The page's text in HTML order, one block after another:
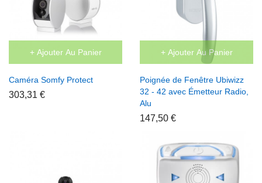
+ Ajouter Au Panier
Caméra Somfy Protect
303,31 €
+ Ajouter Au Panier
Poignée de Fenêtre Ubiwizz
32 - 42 avec Émetteur Radio,
Alu
147,50 €